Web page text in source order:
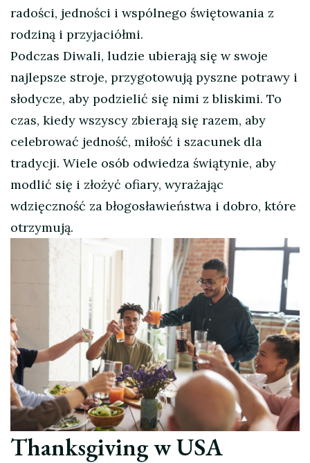
radości, jedności i wspólnego świętowania z
rodziną i przyjaciółmi.
Podczas Diwali, ludzie ubierają się w swoje
najlepsze stroje, przygotowują pyszne potrawy i
słodycze, aby podzielić się nimi z bliskimi. To
czas, kiedy wszyscy zbierają się razem, aby
celebrować jedność, miłość i szacunek dla
tradycji. Wiele osób odwiedza świątynie, aby
modlić się i złożyć ofiary, wyrażając
wdzięczność za błogosławieństwa i dobro, które
otrzymują.
Thanksgiving w USA